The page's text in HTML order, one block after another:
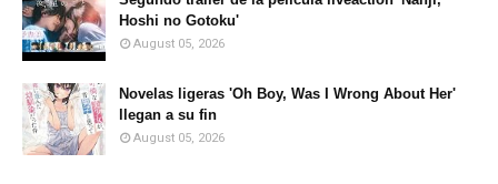
Hoshi no Gotoku'
August 05, 2026
Novelas ligeras 'Oh Boy, Was I Wrong About Her'
llegan a su fin
August 05, 2026